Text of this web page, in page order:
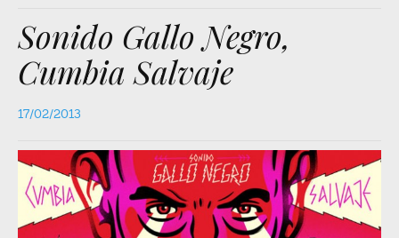
Sonido Gallo Negro,
Cumbia Salvaje
17/02/2013